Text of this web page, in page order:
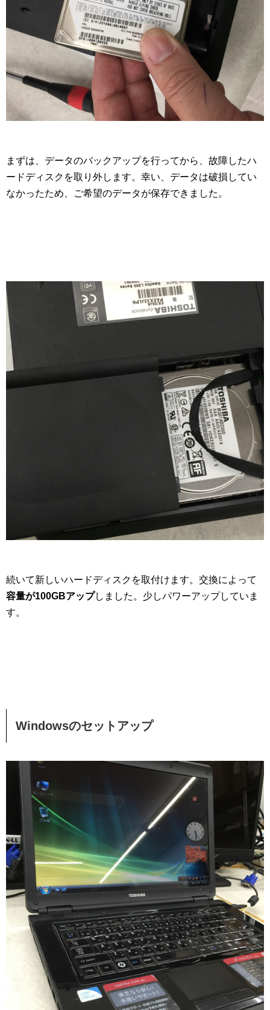
まずは、データのバックアップを行ってから、故障したハ
ードディスクを取り外します。幸い、データは破損してい
なかったため、ご希望のデータが保存できました。
続いて新しいハードディスクを取付けます。交換によって
容量が100GBアップしました。少しパワーアップしていま
す。
Windowsのセットアップ